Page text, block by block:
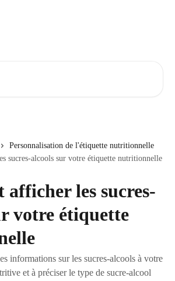
Personnalisation de l'étiquette nutritionnelle
sucres-alcools sur votre étiquette nutritionnelle
afficher les sucres-
votre étiquette
informations sur les sucres-alcools à votre
et à préciser le type de sucre-alcool